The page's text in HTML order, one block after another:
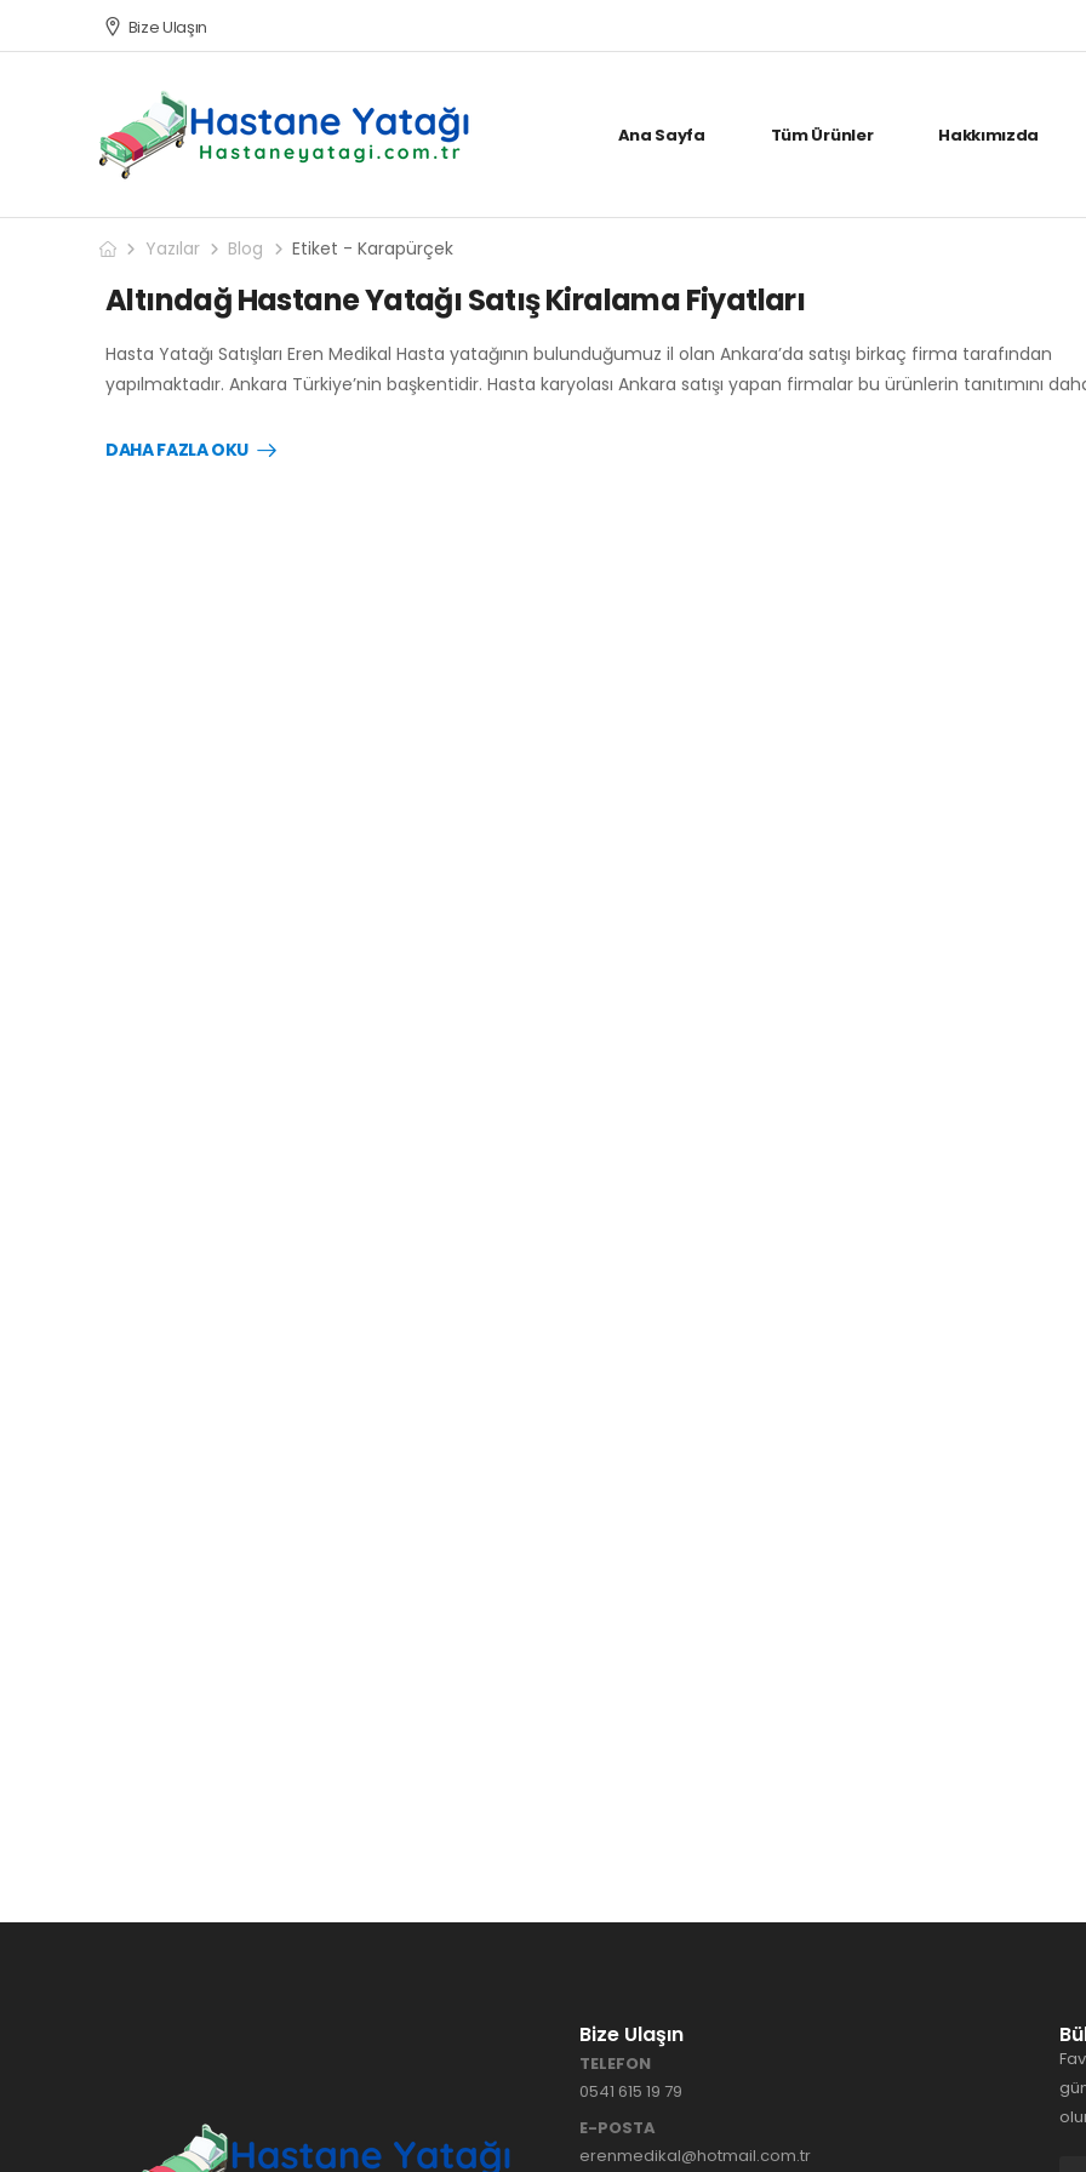
Bize Ulaşın
Ana Sayfa Tüm Ürünler Hakkımızda
Yazılar Blog Etiket - Karapürçek
Altındağ Hastane Yatağı Satış Kiralama Fiyatları
Hasta Yatağı Satışları Eren Medikal Hasta yatağının bulunduğumuz il olan Ankara’da satışı birkaç firma tarafından
yapılmaktadır. Ankara Türkiye’nin başkentidir. Hasta karyolası Ankara satışı yapan firmalar bu ürünlerin tanıtımını
DAHA FAZLA OKU
Bize Ulaşın
TELEFON
0541 615 19 79
E-POSTA
erenmedikal@hotmail.com.tr